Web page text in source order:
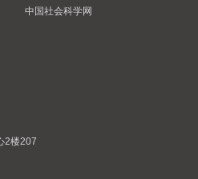
中国社会科学网
2楼207